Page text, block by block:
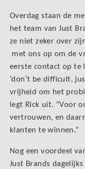
Overdag staan de
het team van Just
ze niet zeker over
met ons op om de
eerste contact op te
‘don’t be difficult,
vrijheid om het
legt Rick uit. “Voor
vertrouwen, en
klanten te winnen.”
Nog een voordeel
Just Brands